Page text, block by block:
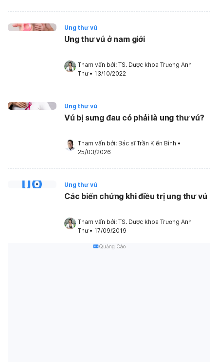
Ung thư vú
Ung thư vú ở nam giới
Tham vấn bởi: TS. Dược khoa Trương Anh
Thư • 13/10/2022
Ung thư vú
Vú bị sưng đau có phải là ung thư vú?
Tham vấn bởi: Bác sĩ Trần Kiến Bình •
25/03/2026
Ung thư vú
Các biến chứng khi điều trị ung thư vú
Tham vấn bởi: TS. Dược khoa Trương Anh
Thư • 17/09/2019
Quảng Cáo